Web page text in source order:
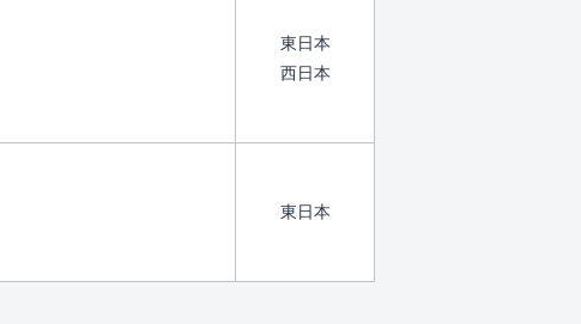
東日本
西日本
東日本